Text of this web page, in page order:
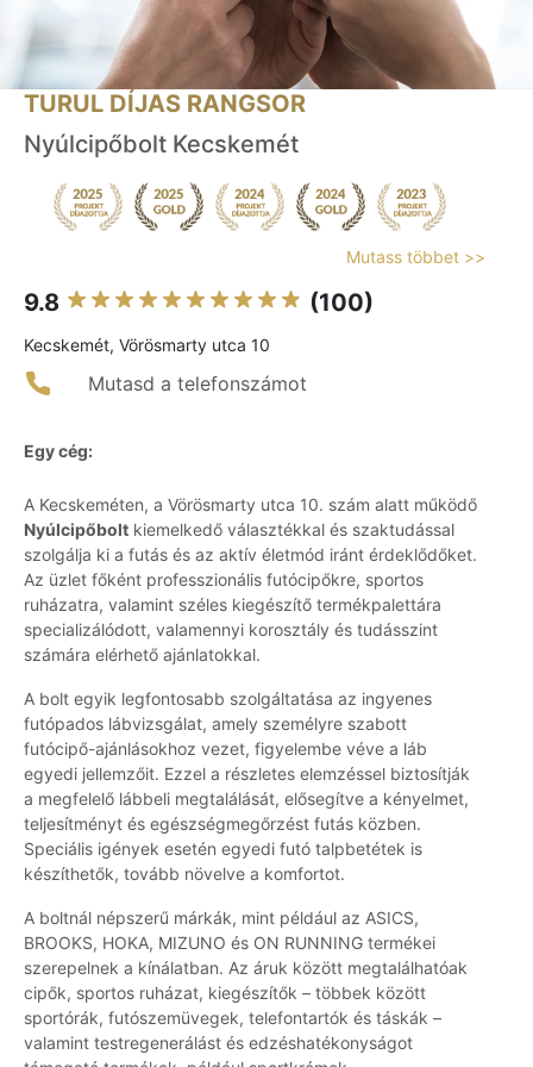
TURUL DÍJAS RANGSOR
Nyúlcipőbolt Kecskemét
Mutass többet >>
9.8 (100)
Kecskemét, Vörösmarty utca 10
Mutasd a telefonszámot
Egy cég:
A Kecskeméten, a Vörösmarty utca 10. szám alatt működő
Nyúlcipőbolt kiemelkedő választékkal és szaktudással
szolgálja ki a futás és az aktív életmód iránt érdeklődőket.
Az üzlet főként professzionális futócipőkre, sportos
ruházatra, valamint széles kiegészítő termékpalettára
specializálódott, valamennyi korosztály és tudásszint
számára elérhető ajánlatokkal.
A bolt egyik legfontosabb szolgáltatása az ingyenes
futópados lábvizsgálat, amely személyre szabott
futócipő-ajánlásokhoz vezet, figyelembe véve a láb
egyedi jellemzőit. Ezzel a részletes elemzéssel biztosítják
a megfelelő lábbeli megtalálását, elősegítve a kényelmet,
teljesítményt és egészségmegőrzést futás közben.
Speciális igények esetén egyedi futó talpbetétek is
készíthetők, tovább növelve a komfortot.
A boltnál népszerű márkák, mint például az ASICS,
BROOKS, HOKA, MIZUNO és ON RUNNING termékei
szerepelnek a kínálatban. Az áruk között megtalálhatóak
cipők, sportos ruházat, kiegészítők – többek között
sportórák, futószemüvegek, telefontartók és táskák –
valamint testregenerálást és edzéshatékonyságot